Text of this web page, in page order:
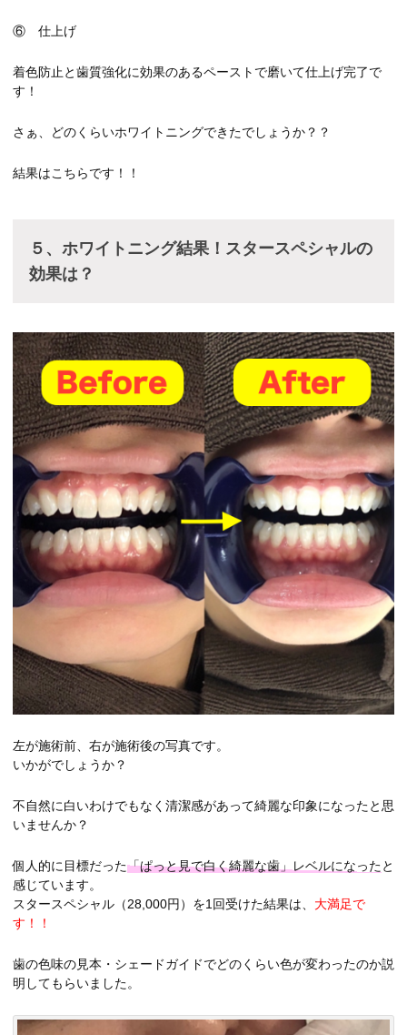
⑥ 仕上げ
着色防止と歯質強化に効果のあるペーストで磨いて仕上げ完了で
す！
さぁ、どのくらいホワイトニングできたでしょうか？？
結果はこちらです！！
５、ホワイトニング結果！スタースペシャルの
効果は？
左が施術前、右が施術後の写真です。
いかがでしょうか？
不自然に白いわけでもなく清潔感があって綺麗な印象になったと思
いませんか？
個人的に目標だった「ぱっと見で白く綺麗な歯」レベルになったと
感じています。
スタースペシャル（28,000円）を1回受けた結果は、 大満足で
す！！
歯の色味の見本・シェードガイドでどのくらい色が変わったのか説
明してもらいました。